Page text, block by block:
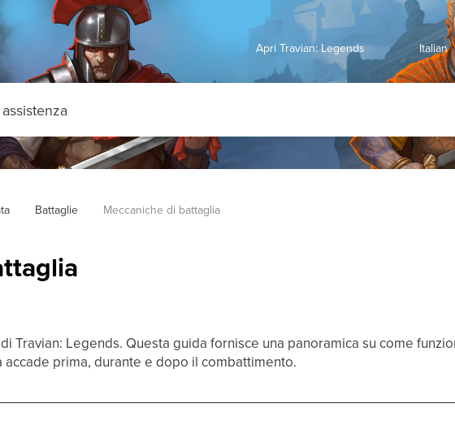
Apri Travian: Legends
Battaglie Meccaniche di battaglia
Travian: Legends. Questa guida fornisce una panoramica su come
prima, durante e dopo il combattimento.